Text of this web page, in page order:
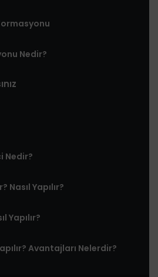
Nedir?
Nedir?
Nasıl Yapılır?
Yapılır?
Avantajları Nelerdir?